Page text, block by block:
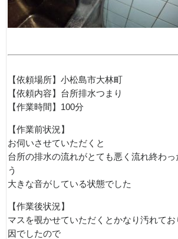
【依頼場所】小松島市大林町
【依頼内容】台所排水つまり
【作業時間】100分
【作業前状況】
お伺いさせていただくと
台所の排水の流れがとても悪く流れ終わ
う
大きな音がしている状態でした
【作業後状況】
マスを覗かせていただくとかなり汚れて
因でしたので